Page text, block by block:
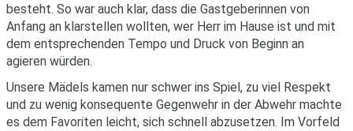
besteht. So war auch klar, dass die Gastgeberinnen von
Anfang an klarstellen wollten, wer Herr im Hause ist und mit
dem entsprechenden Tempo und Druck von Beginn an
agieren würden.
Unsere Mädels kamen nur schwer ins Spiel, zu viel Respekt
und zu wenig konsequente Gegenwehr in der Abwehr machte
es dem Favoriten leicht, sich schnell abzusetzen. Im Vorfeld